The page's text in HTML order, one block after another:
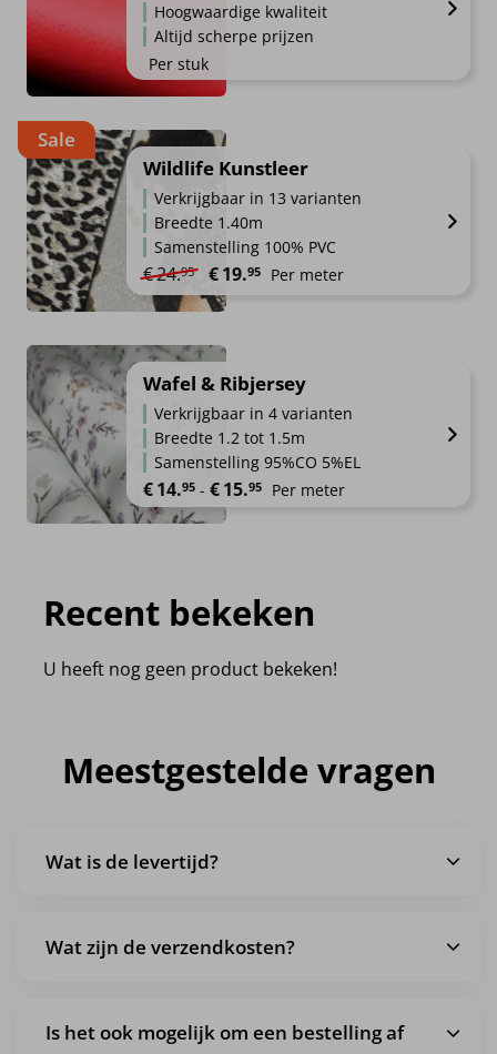
Hoogwaardige kwaliteit
Altijd scherpe prijzen
Per stuk
Sale
Wildlife Kunstleer
Verkrijgbaar in 13 varianten
Breedte 1.40m
Samenstelling 100% PVC
€24.95 Oorspronkelijke prijs was: €24.95.
€19.95 Huidige prijs is: €19.95.
Per meter
Wafel & Ribjersey
Verkrijgbaar in 4 varianten
Breedte 1.2 tot 1.5m
Samenstelling 95%CO 5%EL
€14.95 - €15.95 Prijsklasse: €14.95 tot €15.95
Per meter
Recent bekeken
U heeft nog geen product bekeken!
Meestgestelde vragen
Wat is de levertijd?
Wat zijn de verzendkosten?
Is het ook mogelijk om een bestelling af